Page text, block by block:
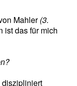
Mahler(3.
ist das für mich
diszipliniert